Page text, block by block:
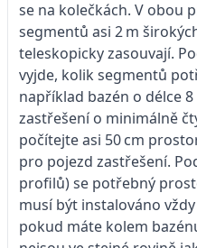
se na kolečkách. V obou
segmentů asi 2 m
teleskopicky zasouvají.
vyjde, kolik segmentů
například bazén o délce
zastřešení o minimálně
počítejte asi 50 cm
pro pojezd zastřešení.
profilů) se potřebný
musí být instalováno
pokud máte kolem